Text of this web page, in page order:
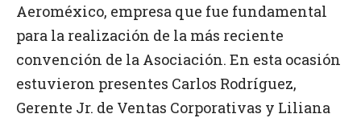
Aeroméxico, empresa que fue fundamental
para la realización de la más reciente
convención de la Asociación. En esta ocasión
estuvieron presentes Carlos Rodríguez,
Gerente Jr. de Ventas Corporativas y Liliana